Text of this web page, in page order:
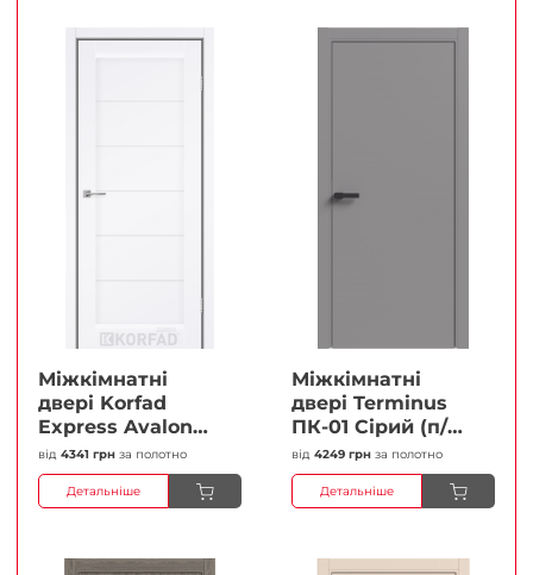
Міжкімнатні
двері Korfad
Express Avalon
Білий мат
Кристал
Антискретч
від 4341 грн за полотно
Детальніше
Міжкімнатні
двері Terminus
ПК-01 Сірий (п/п)
Глухі Плівка
від 4249 грн за полотно
Детальніше